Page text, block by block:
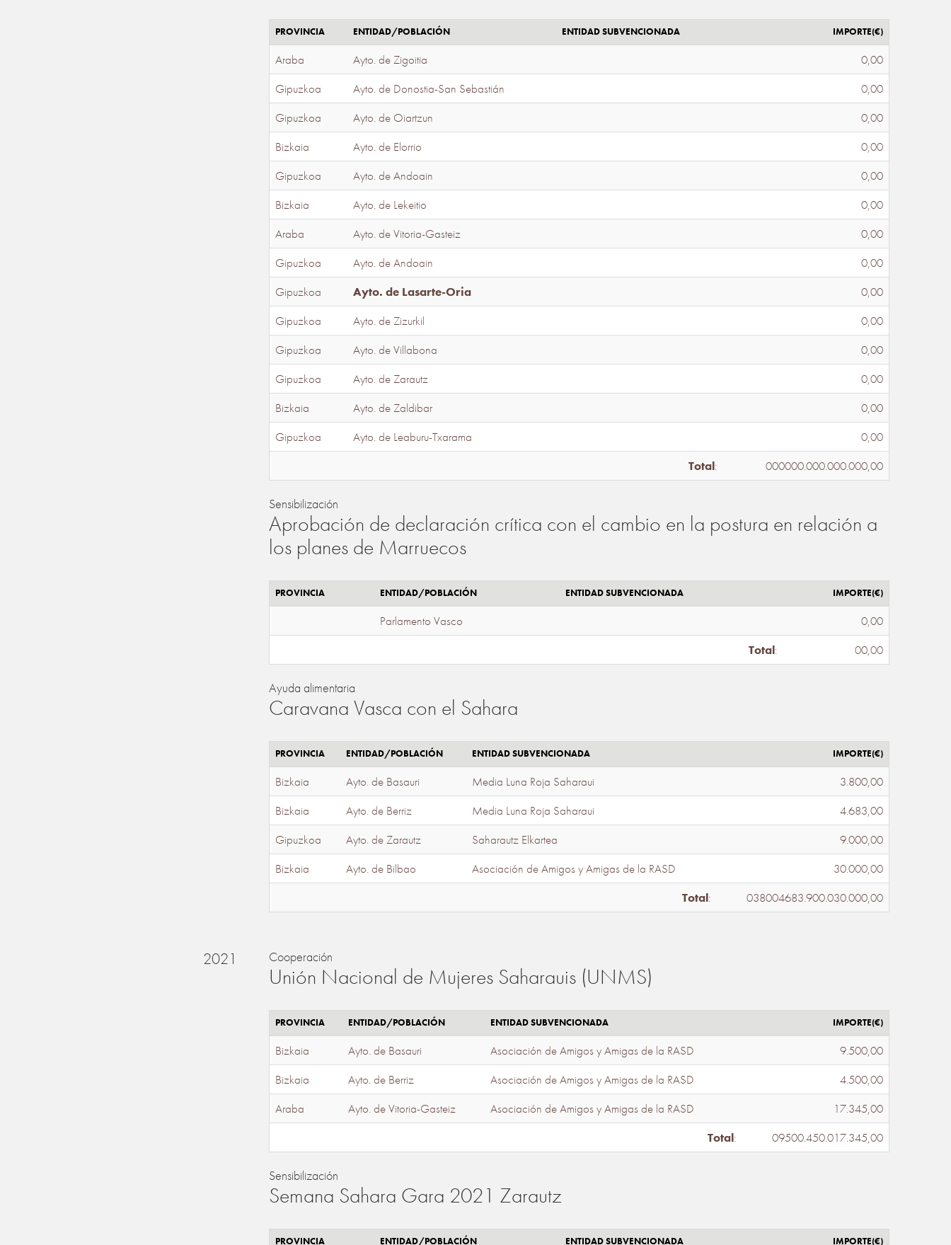
PROVINCIA ENTIDAD/POBLACIÓN ENTIDAD SUBVENCIONADA IMPORTE(€)
Araba Ayto. de Zigoitia
0,00
Gipuzkoa
Ayto. de Donostia-San Sebastián
0,00
Gipuzkoa
Ayto. de Oiartzun
0,00
Bizkaia
Ayto. de Elorrio
0,00
Gipuzkoa
Ayto. de Andoain
0,00
Bizkaia
Ayto. de Lekeitio
0,00
Araba
Ayto. de Vitoria-Gasteiz
0,00
Gipuzkoa
Ayto. de Andoain
0,00
Gipuzkoa
Ayto. de Lasarte-Oria
0,00
Gipuzkoa
Ayto. de Zizurkil
0,00
Gipuzkoa
Ayto. de Villabona
0,00
Gipuzkoa
Ayto. de Zarautz
0,00
Bizkaia
Ayto. de Zaldibar
0,00
Gipuzkoa
Ayto. de Leaburu-Txarama
0,00
Total: 000000.000.000.000,00
Sensibilización
Aprobación de declaración crítica con el cambio en la postura en relación a
los planes de Marruecos
PROVINCIA ENTIDAD/POBLACIÓN ENTIDAD SUBVENCIONADA IMPORTE(€)
Parlamento Vasco
0,00
Total: 00,00
Ayuda alimentaria
Caravana Vasca con el Sahara
PROVINCIA ENTIDAD/POBLACIÓN ENTIDAD SUBVENCIONADA IMPORTE(€)
Bizkaia Ayto. de Basauri Media Luna Roja Saharaui
3.800,00
Bizkaia
Ayto. de Berriz Media Luna Roja Saharaui
4.683,00
Gipuzkoa
Ayto. de Zarautz Saharautz Elkartea
9.000,00
Bizkaia
Ayto. de Bilbao Asociación de Amigos y Amigas de la RASD
30.000,00
Total: 038004683.900.030.000,00
2021 Cooperación
Unión Nacional de Mujeres Saharauis (UNMS)
PROVINCIA ENTIDAD/POBLACIÓN ENTIDAD SUBVENCIONADA IMPORTE(€)
Bizkaia Ayto. de Basauri Asociación de Amigos y Amigas de la RASD
9.500,00
Bizkaia
Ayto. de Berriz Asociación de Amigos y Amigas de la RASD
4.500,00
Araba
Ayto. de Vitoria-Gasteiz Asociación de Amigos y Amigas de la RASD
17.345,00
Total: 09500.450.017.345,00
Sensibilización
Semana Sahara Gara 2021 Zarautz
PROVINCIA ENTIDAD/POBLACIÓN ENTIDAD SUBVENCIONADA IMPORTE(€)